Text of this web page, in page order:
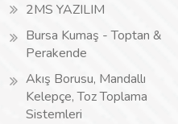
2MS YAZILIM
Bursa Kumaş - Toptan &
Perakende
Akış Borusu, Mandallı
Kelepçe, Toz Toplama
Sistemleri